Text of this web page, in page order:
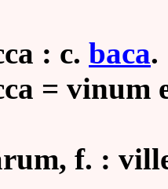
: c. baca.
= vinum
rum, f. :